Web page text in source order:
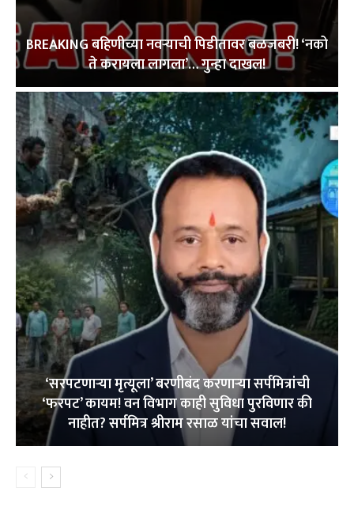
BREAKING बहिणीच्या नवऱ्याची पिडीतावर बळजबरी! ‘नको
ते करायला लागला’… गुन्हा दाखल!
‘सरपटणाऱ्या मृत्यूला’ बरणीबंद करणाऱ्या सर्पमित्रांची
‘फरपट’ कायम! वन विभाग काही सुविधा पुरविणार की
नाहीत? सर्पमित्र श्रीराम रसाळ यांचा सवाल!